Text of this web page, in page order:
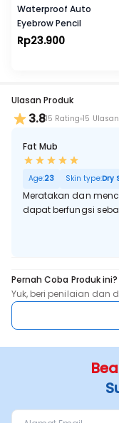
Waterproof Auto
Eyebrow Pencil
Rp23.900
Ulasan Produk
3.815 Rating 15 Ulasan
Fat Mub
Age:23 Skin type:Dry
Meratakan dan
dapat berfungsi
Pernah Coba Produk ini?
Yuk, beri penilaian dan